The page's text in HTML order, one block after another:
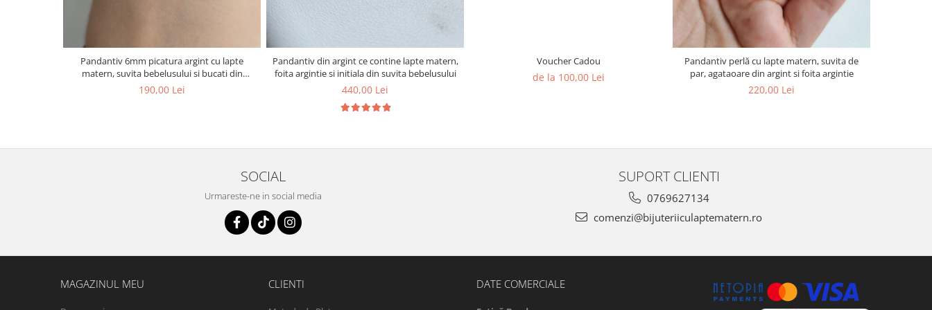
Pandantiv 6mm picatura argint cu lapte
matern, suvita bebelusului si bucati din
cordonul ombilical
190,00 Lei
Pandantiv din argint ce contine lapte matern,
foita argintie si initiala din suvita bebelusului
440,00 Lei
Voucher Cadou
de la 100,00 Lei
Pandantiv perlă cu lapte matern, suvita de
par, agataoare din argint si foita argintie
220,00 Lei
SOCIAL
Urmareste-ne in social media
SUPORT CLIENTI
0769627134
comenzi@bijuteriiculaptematern.ro
MAGAZINUL MEU CLIENTI DATE COMERCIALE